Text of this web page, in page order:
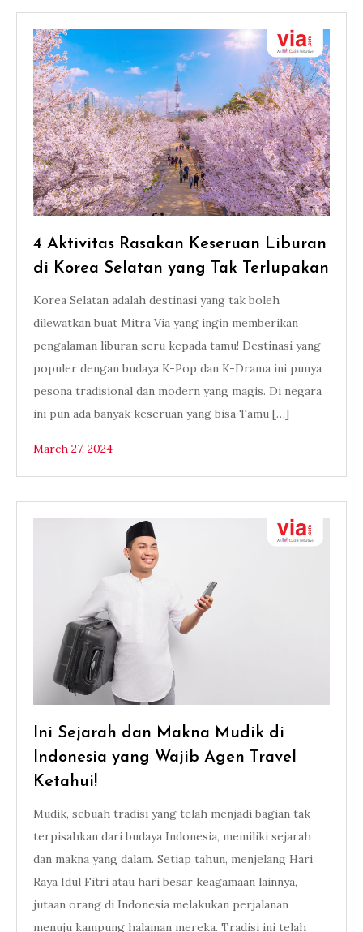
4 Aktivitas Rasakan Keseruan Liburan
di Korea Selatan yang Tak Terlupakan
Korea Selatan adalah destinasi yang tak boleh
dilewatkan buat Mitra Via yang ingin memberikan
pengalaman liburan seru kepada tamu! Destinasi yang
populer dengan budaya K-Pop dan K-Drama ini punya
pesona tradisional dan modern yang magis. Di negara
ini pun ada banyak keseruan yang bisa Tamu […]
March 27, 2024
Ini Sejarah dan Makna Mudik di
Indonesia yang Wajib Agen Travel
Ketahui!
Mudik, sebuah tradisi yang telah menjadi bagian tak
terpisahkan dari budaya Indonesia, memiliki sejarah
dan makna yang dalam. Setiap tahun, menjelang Hari
Raya Idul Fitri atau hari besar keagamaan lainnya,
jutaan orang di Indonesia melakukan perjalanan
menuju kampung halaman mereka. Tradisi ini telah